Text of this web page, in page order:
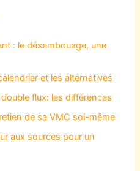
: le désembouage, une
et les alternatives
flux: les différences
de sa VMC soi-même
aux sources pour un